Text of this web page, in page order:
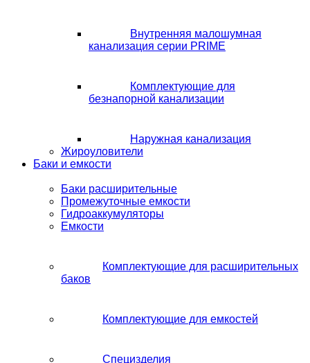
Внутренняя малошумная
канализация серии PRIME
Комплектующие для
безнапорной канализации
Наружная канализация
Жироуловители
Баки и емкости
Баки расширительные
Промежуточные емкости
Гидроаккумуляторы
Емкости
Комплектующие для расширительных
баков
Комплектующие для емкостей
Специзделия